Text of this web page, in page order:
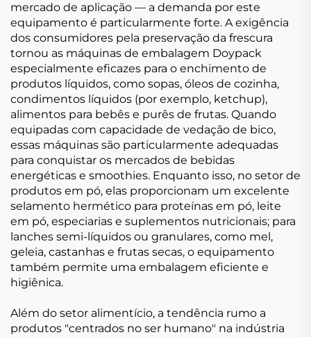
mercado de aplicação — a demanda por este
equipamento é particularmente forte. A exigência
dos consumidores pela preservação da frescura
tornou as máquinas de embalagem Doypack
especialmente eficazes para o enchimento de
produtos líquidos, como sopas, óleos de cozinha,
condimentos líquidos (por exemplo, ketchup),
alimentos para bebês e purês de frutas. Quando
equipadas com capacidade de vedação de bico,
essas máquinas são particularmente adequadas
para conquistar os mercados de bebidas
energéticas e smoothies. Enquanto isso, no setor de
produtos em pó, elas proporcionam um excelente
selamento hermético para proteínas em pó, leite
em pó, especiarias e suplementos nutricionais; para
lanches semi-líquidos ou granulares, como mel,
geleia, castanhas e frutas secas, o equipamento
também permite uma embalagem eficiente e
higiênica.
Além do setor alimentício, a tendência rumo a
produtos "centrados no ser humano" na indústria